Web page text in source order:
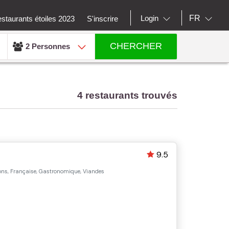
étoiles 2023 S'inscrire Login FR
2 Personnes CHERCHER
4 restaurants trouvés
Française, Gastronomique, Viandes
9.5